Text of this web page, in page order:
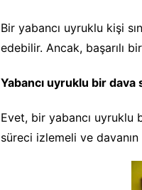
Bir yabancı uyruklu kişi
edebilir. Ancak, başarılı
Yabancı uyruklu bir dava
Evet, bir yabancı uyruklu
süreci izlemeli ve davanın